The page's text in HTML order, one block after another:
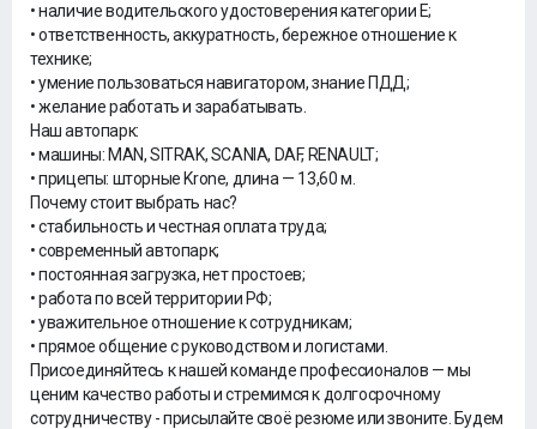
• наличие водительского удостоверения категории Е;
• ответственность, аккуратность, бережное отношение к
технике;
• умение пользоваться навигатором, знание ПДД;
• желание работать и зарабатывать.
Наш автопарк:
• машины: MAN, SITRAK, SCANIA, DAF, RENAULT;
• прицепы: шторные Krone, длина — 13,60 м.
Почему стоит выбрать нас?
• стабильность и честная оплата труда;
• современный автопарк;
• постоянная загрузка, нет простоев;
• работа по всей территории РФ;
• уважительное отношение к сотрудникам;
• прямое общение с руководством и логистами.
Присоединяйтесь к нашей команде профессионалов — мы
ценим качество работы и стремимся к долгосрочному
сотрудничеству - присылайте своё резюме или звоните. Будем